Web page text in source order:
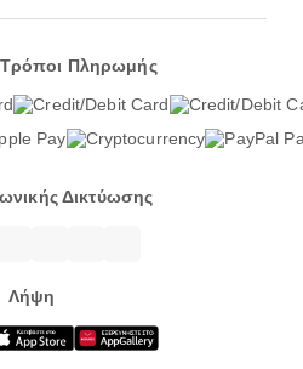
Τρόποι Πληρωμής
Δικτύωσης
Λήψη